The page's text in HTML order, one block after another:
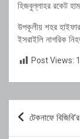
হিজবুল্লাহর রকেট
উপকূলীয় শহর
ইসরাইলি নাগরিক
Post Views:
Post
টেকনাফে